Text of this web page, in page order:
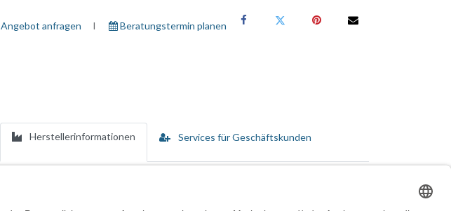
Angebot anfragen I ​ Beratungstermin planen
Herstellerinformationen Services für Geschäftskunden